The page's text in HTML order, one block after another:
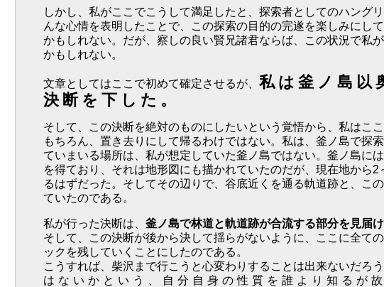
しかし、私がここでこうして満足したと、探索者としてのハング
んな心情を表明したことで、この探索の目的の完遂を楽しみにし
かもしれない。だが、察しの良い賢兄諸君ならば、この状況で私
かもしれない。
文章としてはここで初めて確定させるが、 私は釜ノ島以
決断を下した。
そして、この決断を絶対のものにしたいという覚悟から、私はこ
もちろん、置き去りにして帰るわけではない。私は、釜ノ島で探
ていまいる場所は、私が想定していた釜ノ島ではない。釜ノ島に
を得ており、それは地形図にも描かれていたのだが、現在地から
るはずだった。そしてその辺りで、谷底近くを通る軌道跡と、こ
ていたのである。
私が行った決断は、 釜ノ島で林道と軌道跡が合流する部分を見届
そして、この決断が後から決して揺らがないように、ここに全て
ックを残していくことにしたのである。
こうすれば、柴沢まで行こうと心変わりすることは出来ないだろう
はないかという、自分自身の性質を誰より知るが